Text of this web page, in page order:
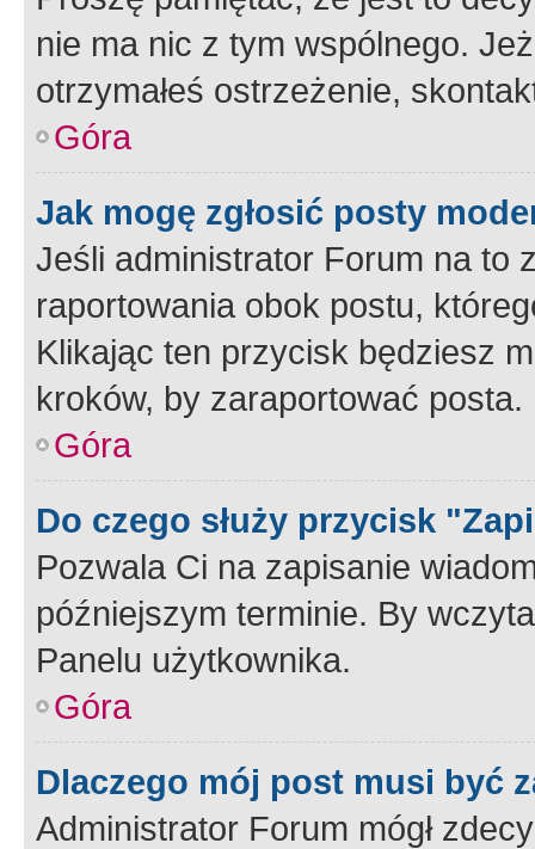
nie ma nic z tym wspólnego.
otrzymałeś ostrzeżenie,
Góra
Jak mogę zgłosić posty
Jeśli administrator Forum na to
raportowania obok postu,
Klikając ten przycisk będziesz
kroków, by zaraportować posta.
Góra
Do czego służy przycisk
Pozwala Ci na zapisanie
późniejszym terminie. By
Panelu użytkownika.
Góra
Dlaczego mój post musi być
Administrator Forum mógł